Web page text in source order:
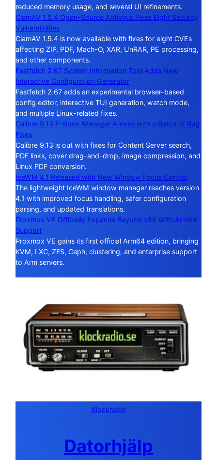
reduced memory usage, and several UI refinements.
ClamAV 1.5.4 Open-Source Antivirus Fixes Eight Security
Vulnerabilities
ClamAV 1.5.4 is now available with fixes for eight CVEs
affecting ZIP, PDF, Mach-O, XAR, UnRAR, PE processing,
and other components.
Fastfetch 2.67 System Information Tool Adds New
Interactive Configuration Generator
Fastfetch 2.67 adds an experimental browser-based
config editor, interactive TUI generation, watch mode,
and multiple Linux-related fixes.
Calibre 9.13 E-Book Manager Arrives with a Batch of Bug
Fixes
Calibre 9.13 is out with fixes for Content Server search,
PDF links, cover drag-and-drop, image compression, and
Linux PDF conversion.
IceWM 4.1 Released with New Window Focus Control
The lightweight IceWM window manager reaches version
4.1 with improved focus handling, safer configuration
parsing, and updated translations.
Proxmox VE Officially Expands Beyond x86 With Arm64
Support
Proxmox VE gains its first official Arm64 edition, bringing
KVM, LXC, ZFS, Ceph, clustering, and enterprise support
to Arm servers.
Klockradio
Datorhjälp